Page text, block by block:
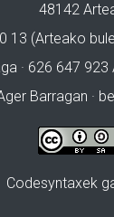
48142
13 (Arteako
· 626 647
Barragan ·
Codesyntaxek